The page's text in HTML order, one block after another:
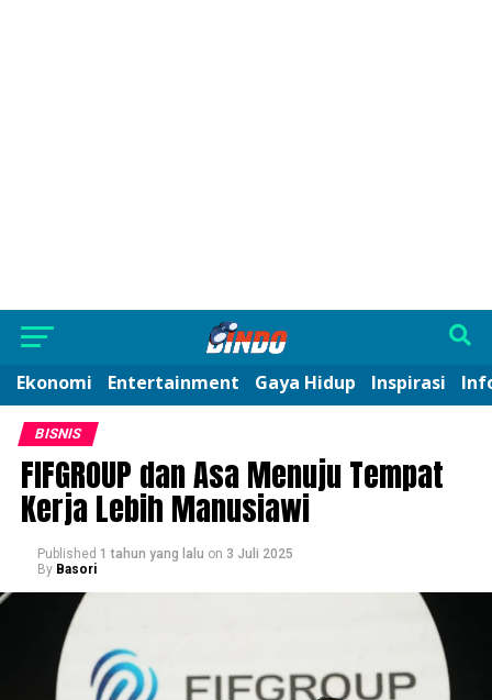
Ekonomi Entertainment Gaya Hidup Inspirasi
BISNIS
FIFGROUP dan Asa Menuju Tempat
Kerja Lebih Manusiawi
Published 1 tahun yang lalu on 3 Juli 2025
By Basori